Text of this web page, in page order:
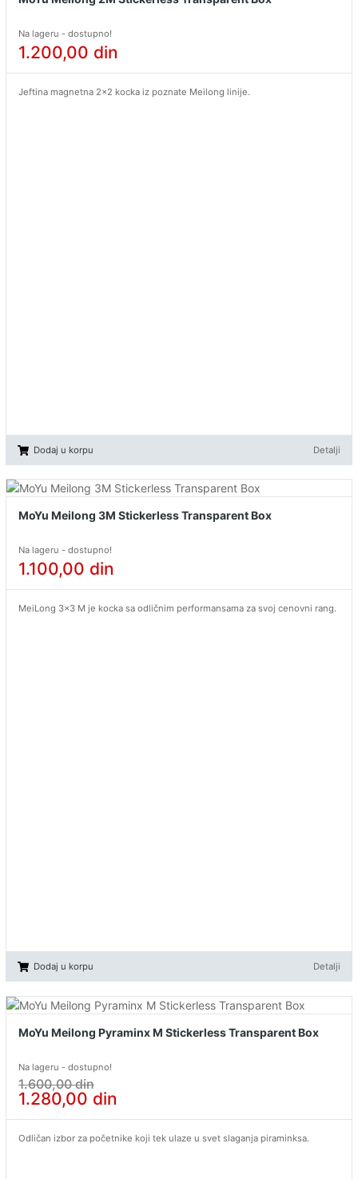
Na lageru - dostupno!
1.200,00 din
Jeftina magnetna 2x2 kocka iz poznate Meilong linije.
Dodaj u korpu Detalji
MoYu Meilong 3M Stickerless Transparent Box
Na lageru - dostupno!
1.100,00 din
MeiLong 3x3 M je kocka sa odličnim performansama za svoj cenovni rang.
Dodaj u korpu Detalji
MoYu Meilong Pyraminx M Stickerless Transparent Box
Na lageru - dostupno!
1.600,00din
1.280,00 din
Odličan izbor za početnike koji tek ulaze u svet slaganja piraminksa.